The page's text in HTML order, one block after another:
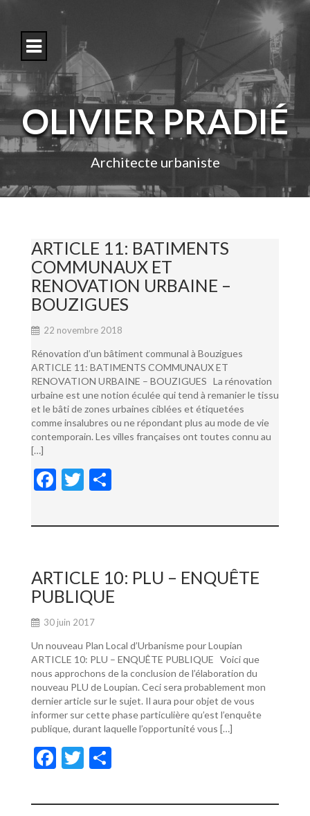
o
c
n
e
OLIVIER PRADIÉ
Architecte urbaniste
ARTICLE 11: BATIMENTS
COMMUNAUX ET
RENOVATION URBAINE –
BOUZIGUES
22 novembre 2018
Rénovation d’un bâtiment communal à Bouzigues
ARTICLE 11: BATIMENTS COMMUNAUX ET
RENOVATION URBAINE – BOUZIGUES La rénovation
urbaine est une notion éculée qui tend à remanier le tissu
et le bâti de zones urbaines ciblées et étiquetées
comme insalubres ou ne répondant plus au mode de vie
contemporain. Les villes françaises ont toutes connu au
[…]
F
e
o
o
k
T
itt ta
er
ARTICLE 10: PLU – ENQUÊTE
PUBLIQUE
30 juin 2017
Un nouveau Plan Local d’Urbanisme pour Loupian
ARTICLE 10: PLU – ENQUÊTE PUBLIQUE Voici que
nous approchons de la conclusion de l’élaboration du
nouveau PLU de Loupian. Ceci sera probablement mon
dernier article sur le sujet. Il aura pour objet de vous
informer sur cette phase particulière qu’est l’enquête
publique, durant laquelle l’opportunité vous […]
F
e
T
itt ta